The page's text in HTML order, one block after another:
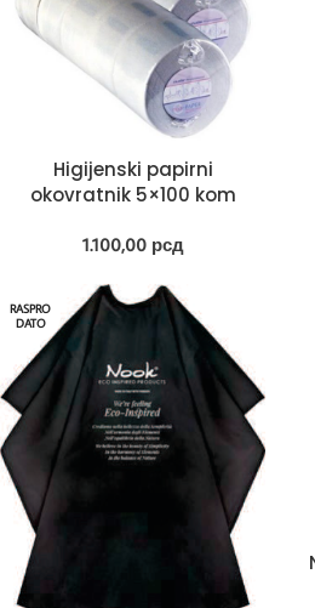
Higijenski papirni
okovratnik 5×100 kom
1.100,00 рсд
RASPRO
DATO